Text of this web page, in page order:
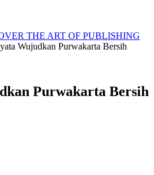
THE ART OF PUBLISHING
Wujudkan Purwakarta Bersih
Purwakarta Bersih